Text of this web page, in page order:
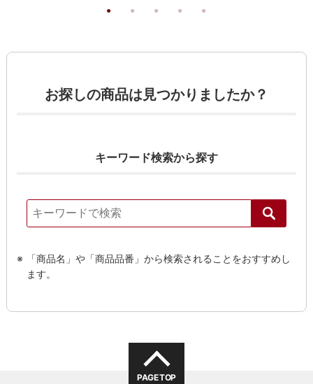
お探しの商品は見つかりましたか？
キーワード検索から探す
「商品名」や「商品品番」から検索されることをおすすめし
ます。
PAGE TOP